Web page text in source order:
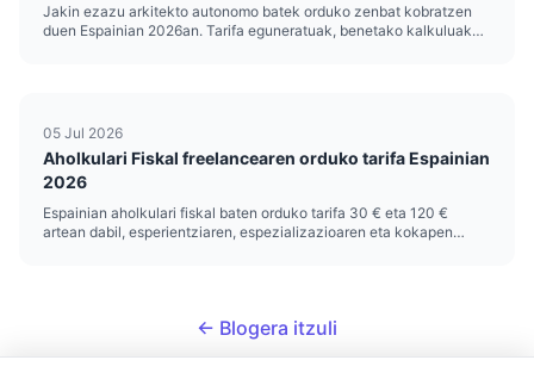
Jakin ezazu arkitekto autonomo batek orduko zenbat kobratzen
duen Espainian 2026an. Tarifa eguneratuak, benetako kalkuluak
05 Jul 2026
Aholkulari Fiskal freelancearen orduko tarifa Espainian
2026
Espainian aholkulari fiskal baten orduko tarifa 30 € eta 120 €
artean dabil, esperientziaren, espezializazioaren eta kokapen
← Blogera itzuli